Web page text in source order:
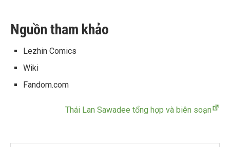
Nguồn tham khảo
Lezhin Comics
Wiki
Fandom.com
Thái Lan Sawadee tổng hợp và biên soạn